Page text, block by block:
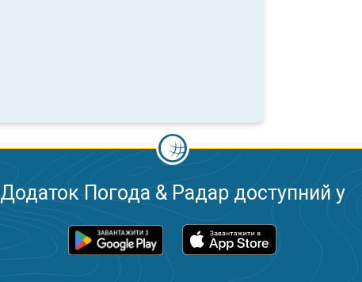
Додаток Погода & Радар доступний у